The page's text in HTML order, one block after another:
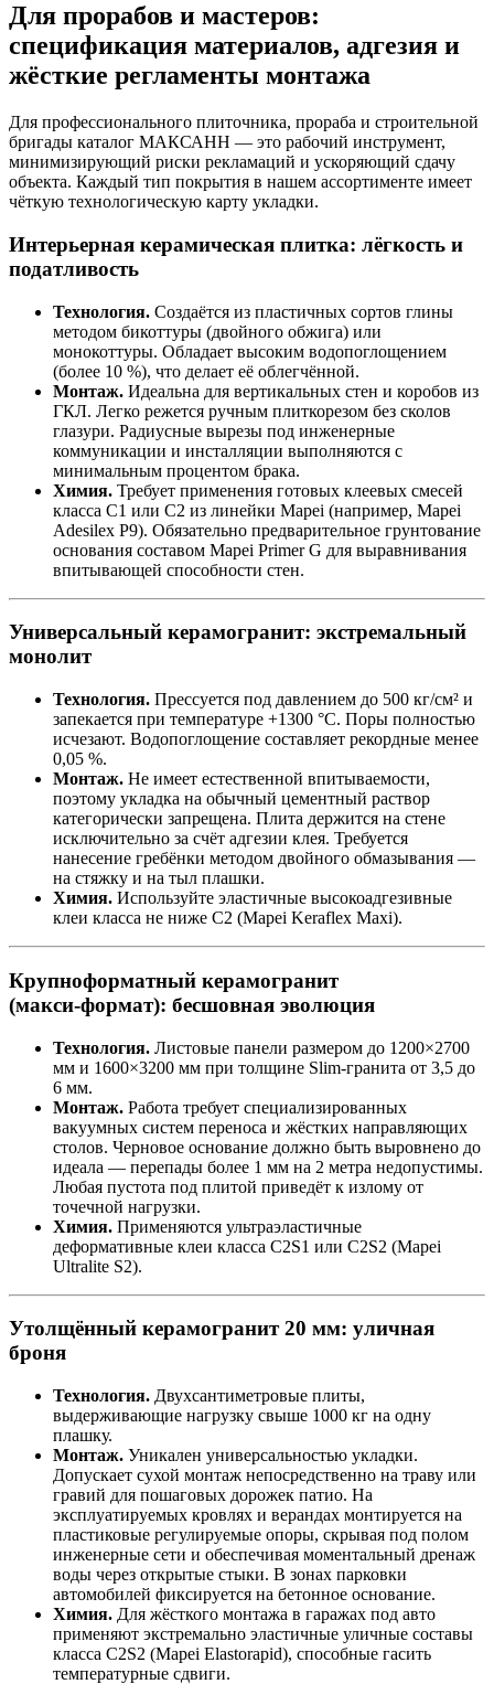
Для прорабов и мастеров:
спецификация материалов, адгезия и
жёсткие регламенты монтажа
Для профессионального плиточника, прораба и строительной
бригады каталог МАКСАНН — это рабочий инструмент,
минимизирующий риски рекламаций и ускоряющий сдачу
объекта. Каждый тип покрытия в нашем ассортименте имеет
чёткую технологическую карту укладки.
Интерьерная керамическая плитка: лёгкость и
податливость
Технология. Создаётся из пластичных сортов глины
методом бикоттуры (двойного обжига) или
монокоттуры. Обладает высоким водопоглощением
(более 10 %), что делает её облегчённой.
Монтаж. Идеальна для вертикальных стен и коробов из
ГКЛ. Легко режется ручным плиткорезом без сколов
глазури. Радиусные вырезы под инженерные
коммуникации и инсталляции выполняются с
минимальным процентом брака.
Химия. Требует применения готовых клеевых смесей
класса C1 или C2 из линейки Mapei (например, Mapei
Adesilex P9). Обязательно предварительное грунтование
основания составом Mapei Primer G для выравнивания
впитывающей способности стен.
Универсальный керамогранит: экстремальный
монолит
Технология. Прессуется под давлением до 500 кг/см² и
запекается при температуре +1300 °C. Поры полностью
исчезают. Водопоглощение составляет рекордные менее
0,05 %.
Монтаж. Не имеет естественной впитываемости,
поэтому укладка на обычный цементный раствор
категорически запрещена. Плита держится на стене
исключительно за счёт адгезии клея. Требуется
нанесение гребёнки методом двойного обмазывания —
на стяжку и на тыл плашки.
Химия. Используйте эластичные высокоадгезивные
клеи класса не ниже C2 (Mapei Keraflex Maxi).
Крупноформатный керамогранит
(макси‑формат): бесшовная эволюция
Технология. Листовые панели размером до 1200×2700
мм и 1600×3200 мм при толщине Slim‑гранита от 3,5 до
6 мм.
Монтаж. Работа требует специализированных
вакуумных систем переноса и жёстких направляющих
столов. Черновое основание должно быть выровнено до
идеала — перепады более 1 мм на 2 метра недопустимы.
Любая пустота под плитой приведёт к излому от
точечной нагрузки.
Химия. Применяются ультраэластичные
деформативные клеи класса C2S1 или C2S2 (Mapei
Ultralite S2).
Утолщённый керамогранит 20 мм: уличная
броня
Технология. Двухсантиметровые плиты,
выдерживающие нагрузку свыше 1000 кг на одну
плашку.
Монтаж. Уникален универсальностью укладки.
Допускает сухой монтаж непосредственно на траву или
гравий для пошаговых дорожек патио. На
эксплуатируемых кровлях и верандах монтируется на
пластиковые регулируемые опоры, скрывая под полом
инженерные сети и обеспечивая моментальный дренаж
воды через открытые стыки. В зонах парковки
автомобилей фиксируется на бетонное основание.
Химия. Для жёсткого монтажа в гаражах под авто
применяют экстремально эластичные уличные составы
класса C2S2 (Mapei Elastorapid), способные гасить
температурные сдвиги.